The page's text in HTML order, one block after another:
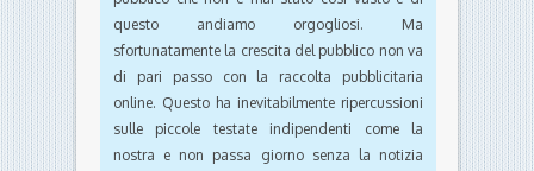
questo andiamo orgogliosi. Ma
sfortunatamente la crescita del pubblico non va
di pari passo con la raccolta pubblicitaria
online. Questo ha inevitabilmente ripercussioni
sulle piccole testate indipendenti come la
nostra e non passa giorno senza la notizia